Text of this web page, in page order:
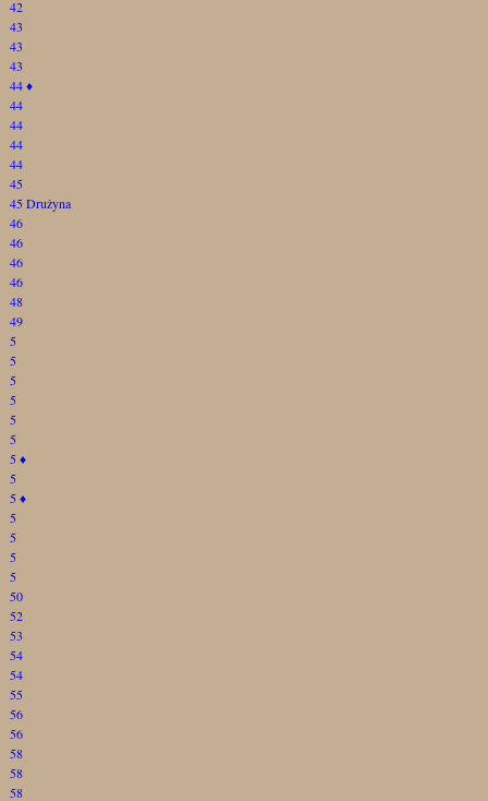
42
43
43
43
44♦
44
44
44
44
45
45 Drużyna
46
46
46
46
48
49
5
5
5
5
5
5
5♦
5
5♦
5
5
5
5
50
52
53
54
54
55
56
56
58
58
58